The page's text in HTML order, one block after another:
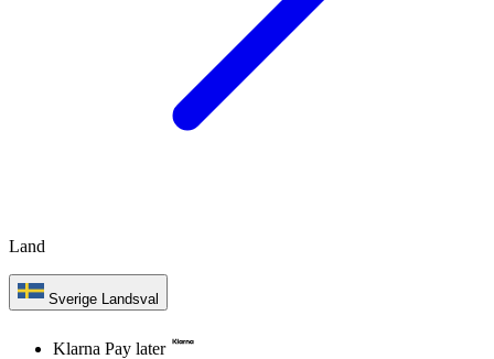
Land
Sverige Landsval
Klarna Pay later